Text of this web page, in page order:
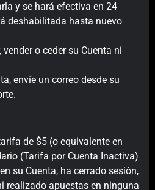
y se hará efectiva en 24
deshabilitada hasta nuevo
o ceder su Cuenta ni
envíe un correo desde su
de $5 (o equivalente en
(Tarifa por Cuenta Inactiva)
su Cuenta, ha cerrado sesión,
realizado apuestas en ninguna